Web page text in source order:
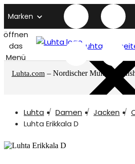
Marken
öffnen
das
Menü
Luhta
Luhta.com – Nordischer
Luhta Damen Jacken
Luhta Erikkala D